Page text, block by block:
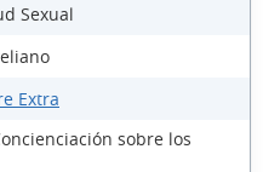
Sexual
Extra
sobre los